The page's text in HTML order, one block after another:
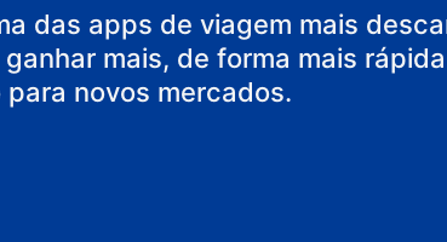
hostel
das apps de viagem mais
mais, de forma mais
novos mercados.